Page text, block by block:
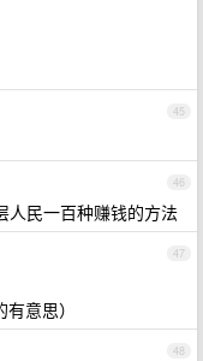
45
46
人民一百种赚钱的方法
47
意思）
48